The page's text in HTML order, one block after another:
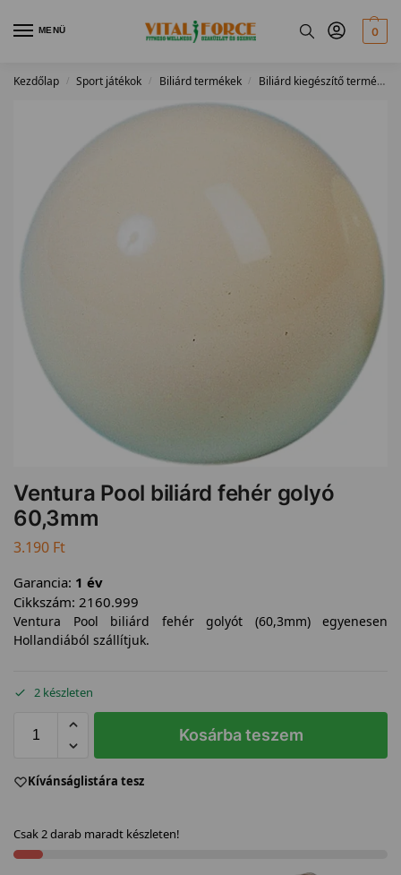
MENÜ 0
Kezdőlap / Sport játékok / Biliárd termékek / Biliárd kiegészítő termékek
Ventura Pool biliárd fehér golyó
60,3mm
3.190 Ft
Garancia: 1 év
Cikkszám: 2160.999
Ventura Pool biliárd fehér golyót (60,3mm) egyenesen
Hollandiából szállítjuk.
2 készleten
Kosárba teszem
Kívánságlistára tesz
Csak 2 darab maradt készleten!